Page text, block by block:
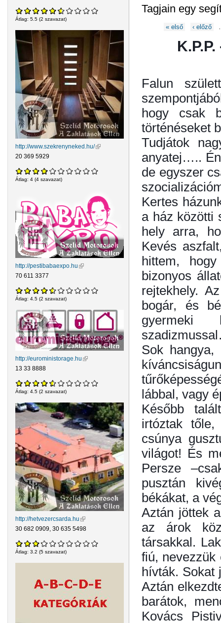
Átlag: 5.5 (2 szavazat)
http://www.szekrenyneked.hu/(külső hivatkozás)
20 369 5929
Átlag: 4 (4 szavazat)
http://pestibabaexpo.hu (külső hivatkozás)
70 611 3377
Átlag: 4.5 (2 szavazat)
http://euroministorage.hu (külső hivatkozás)
13 33 8888
Átlag: 4.5 (2 szavazat)
http://hetvezercsarda.hu (külső hivatkozás)
30 682 0909, 30 635 5498
Átlag: 3.2 (5 szavazat)
Tagjain egy
Oldalak
« első ‹ előző
Falun
hogy csak
történéseket
Tudjátok
anyatej…..
de egyszer
Kertes
a ház közötti
hely arra,
Kevés
hittem,
bizonyos
rejtekhely.
bogár, és
gyermeki
Sok
lábbal, vagy
Később
irtóztak
csúnya
világot! És
Persze
pusztán
békákat, a
Aztán jöttek
az árok
társakkal.
fiú, nevezzük
hívták. Sokat
Aztán
barátok,
Kovács